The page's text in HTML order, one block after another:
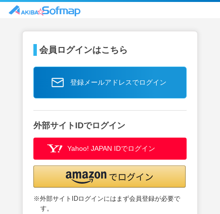
会員ログインはこちら
登録メールアドレスでログイン
外部サイトIDでログイン
Yahoo! JAPAN IDでログイン
※外部サイトIDログインにはまず会員登録が必要で
す。